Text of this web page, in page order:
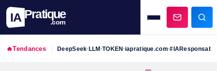
IA Pratique
.com
🔥Tendances DeepSeek•LLM•TOKEN•iapratique.com•#IAResponsable